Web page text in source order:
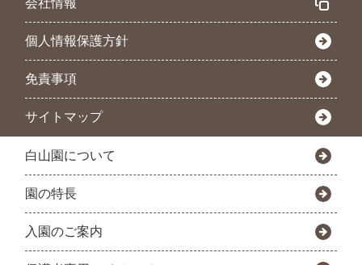
会社情報
個人情報保護方針
免責事項
サイトマップ
白山園について
園の特長
入園のご案内